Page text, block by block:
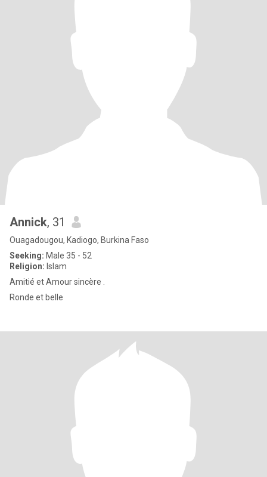
Annick, 31
Ouagadougou, Kadiogo, Burkina Faso
Seeking: Male 35 - 52
Religion: Islam
Amitié et Amour sincère .
Ronde et belle